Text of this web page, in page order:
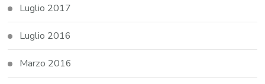
Luglio 2017
Luglio 2016
Marzo 2016